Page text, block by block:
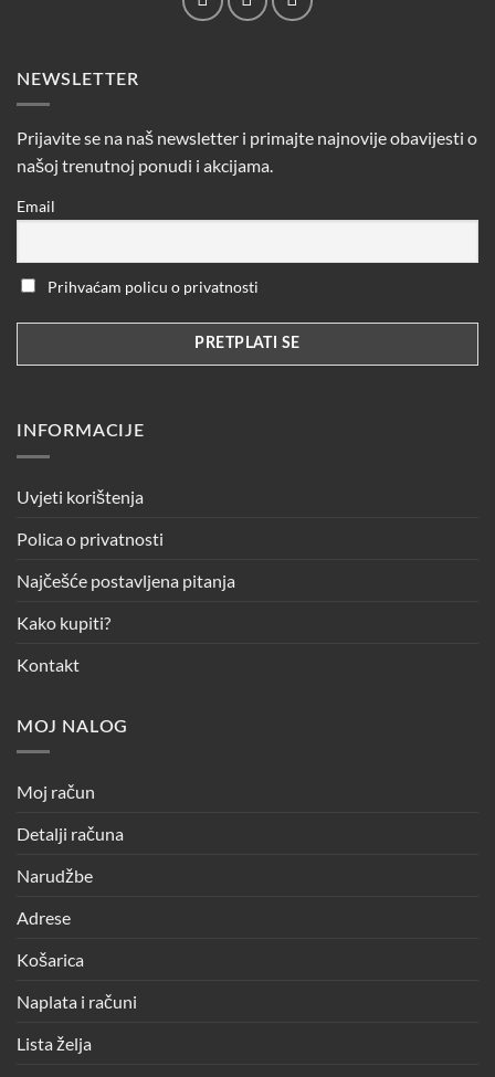
NEWSLETTER
Prijavite se na naš newsletter i primajte najnovije obavijesti o
našoj trenutnoj ponudi i akcijama.
Email
Prihvaćam policu o privatnosti
INFORMACIJE
Uvjeti korištenja
Polica o privatnosti
Najčešće postavljena pitanja
Kako kupiti?
Kontakt
MOJ NALOG
Moj račun
Detalji računa
Narudžbe
Adrese
Košarica
Naplata i računi
Lista želja